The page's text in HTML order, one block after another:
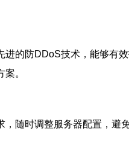
的防DDoS技术，能够有
。
随时调整服务器配置，避